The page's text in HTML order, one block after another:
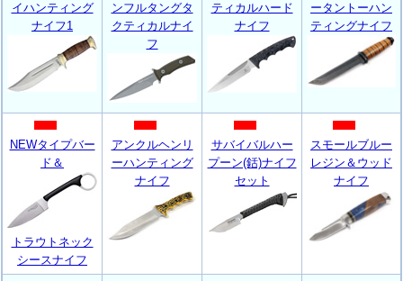
イハンティング
ナイフ1
ンフルタングタ
クティカルナイ
フ
ティカルハード
ナイフ
ータントーハン
ティングナイフ
NEWタイプバー
ド＆
トラウトネック
シースナイフ
アンクルヘンリ
ーハンティング
ナイフ
サバイバルハー
プーン(銛)ナイフ
セット
スモールブルー
レジン＆ウッド
ナイフ